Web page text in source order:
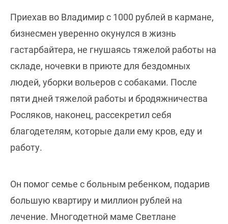
Приехав во Владимир с 1000 рублей в кармане,
бизнесмен уверенно окунулся в жизнь
гастарбайтера, не гнушаясь тяжелой работы на
складе, ночевки в приюте для бездомных
людей, уборки вольеров с собаками. После
пяти дней тяжелой работы и бродяжничества
Росляков, наконец, рассекретил себя
благодетелям, которые дали ему кров, еду и
работу.
Он помог семье с больным ребенком, подарив
большую квартиру и миллион рублей на
лечение. Многодетной маме Светлане